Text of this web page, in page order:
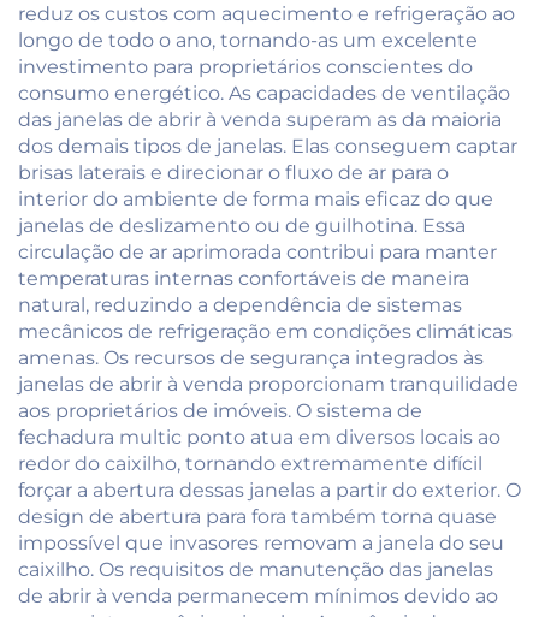
reduz os custos com aquecimento e refrigeração ao
longo de todo o ano, tornando-as um excelente
investimento para proprietários conscientes do
consumo energético. As capacidades de ventilação
das janelas de abrir à venda superam as da maioria
dos demais tipos de janelas. Elas conseguem captar
brisas laterais e direcionar o fluxo de ar para o
interior do ambiente de forma mais eficaz do que
janelas de deslizamento ou de guilhotina. Essa
circulação de ar aprimorada contribui para manter
temperaturas internas confortáveis de maneira
natural, reduzindo a dependência de sistemas
mecânicos de refrigeração em condições climáticas
amenas. Os recursos de segurança integrados às
janelas de abrir à venda proporcionam tranquilidade
aos proprietários de imóveis. O sistema de
fechadura multic ponto atua em diversos locais ao
redor do caixilho, tornando extremamente difícil
forçar a abertura dessas janelas a partir do exterior. O
design de abertura para fora também torna quase
impossível que invasores removam a janela do seu
caixilho. Os requisitos de manutenção das janelas
de abrir à venda permanecem mínimos devido ao